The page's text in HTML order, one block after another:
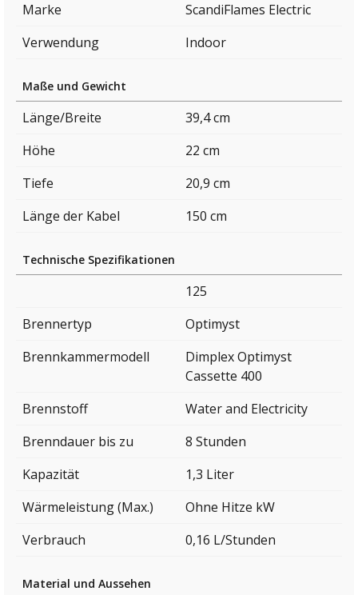
Marke
ScandiFlames Electric
Verwendung
Indoor
Maße und Gewicht
Länge/Breite
39,4 cm
Höhe
22 cm
Tiefe
20,9 cm
Länge der Kabel
150 cm
Technische Spezifikationen
125
Brennertyp
Optimyst
Brennkammermodell
Dimplex Optimyst
Cassette 400
Brennstoff
Water and Electricity
Brenndauer bis zu
8 Stunden
Kapazität
1,3 Liter
Wärmeleistung (Max.)
Ohne Hitze kW
Verbrauch
0,16 L/Stunden
Material und Aussehen